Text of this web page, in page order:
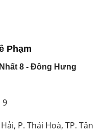
Phạm
8 - Đông Hưng
9
P. Thái Hoà, TP. Tân